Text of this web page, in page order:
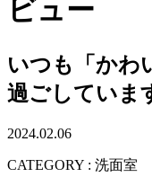
ビュー
いつも「かわ
過ごしていま
2024.02.06
CATEGORY : 洗面室